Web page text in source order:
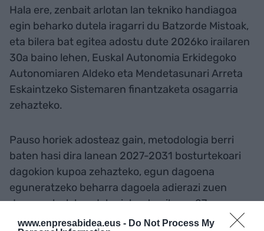
www.enpresabidea.eus - Do Not Process My
Hala ere, zenbait arlotan lan tekniko handiagoa
egin beharko dutela iragarri du Batzorde Mistoak,
eta bilera bat egitea adostu dute 2026ko irailaren
30a baino lehen, Euskal Autonomia Erkidegoko
Autonomiaren Aldeko eta Mendetasunari Arreta
Eskaintzeko Sistemaren finantzaketa osagarria
zehazteko.
Pauso horiek adosteaz gain, metodologia berri
baten hasi dira lanean 2027-2031 bosturtekoari
dagokion kupoa zehazteko, egun dagoena
eguneratzeko beharra dagoela adierazi zuen
dagoeneko lehendakariak urtarrilaren 27an
eginiko bileran.